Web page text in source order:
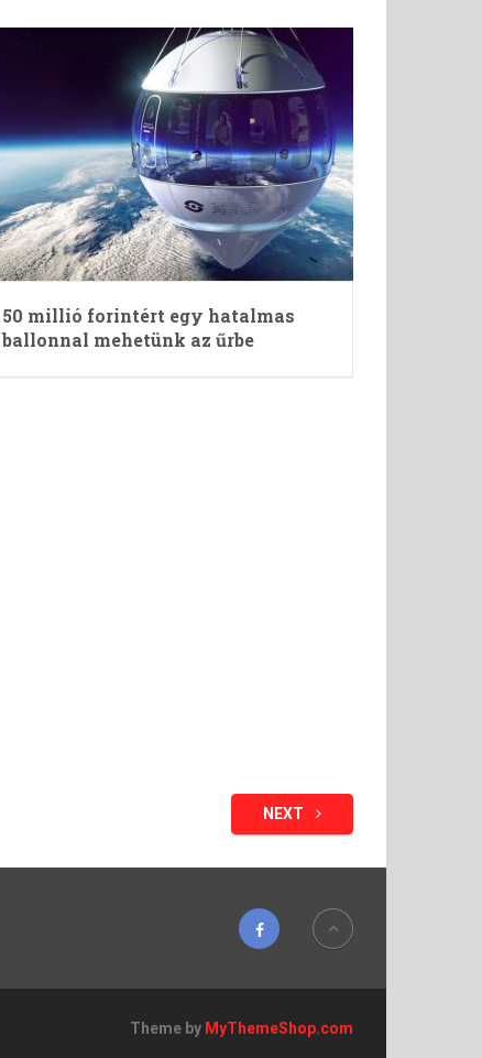
50 millió forintért egy hatalmas
ballonnal mehetünk az űrbe
NEXT
Theme by MyThemeShop.com